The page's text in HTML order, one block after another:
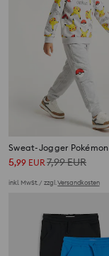
Sweat-Jogger Pokémon
5,99 EUR7,99EUR
inkl. MwSt. / zzgl.Versandkosten